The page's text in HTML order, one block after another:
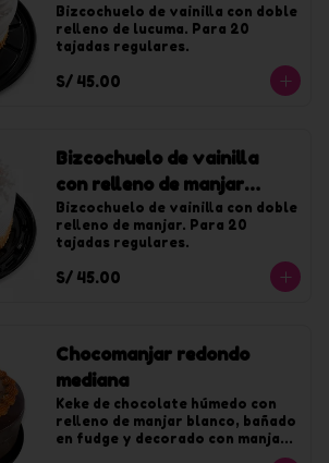
mediana
Bizcochuelo de vainilla con doble
relleno de lucuma. Para 20
tajadas regulares.
S/ 45.00
Bizcochuelo de vainilla
con relleno de manjar
mediana
Bizcochuelo de vainilla con doble
relleno de manjar. Para 20
tajadas regulares.
S/ 45.00
Chocomanjar redondo
mediana
Keke de chocolate húmedo con
relleno de manjar blanco, bañado
en fudge y decorado con manjar.